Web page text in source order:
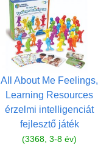
All About Me Feelings,
Learning Resources
érzelmi intelligenciát
fejlesztő játék
(3368, 3-8 év)